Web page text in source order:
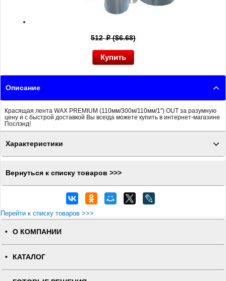
512p($6.68)
Описание
Красящая лента WAX PREMIUM (110мм/300м/110мм/1") OUT за разумную
цену и с быстрой доставкой Вы всегда можете купить в интернет-магазине
Послэнд!
Характеристики
Вернуться к списку товаров >>>
Перейти к списку товаров >>>
О КОМПАНИИ
КАТАЛОГ